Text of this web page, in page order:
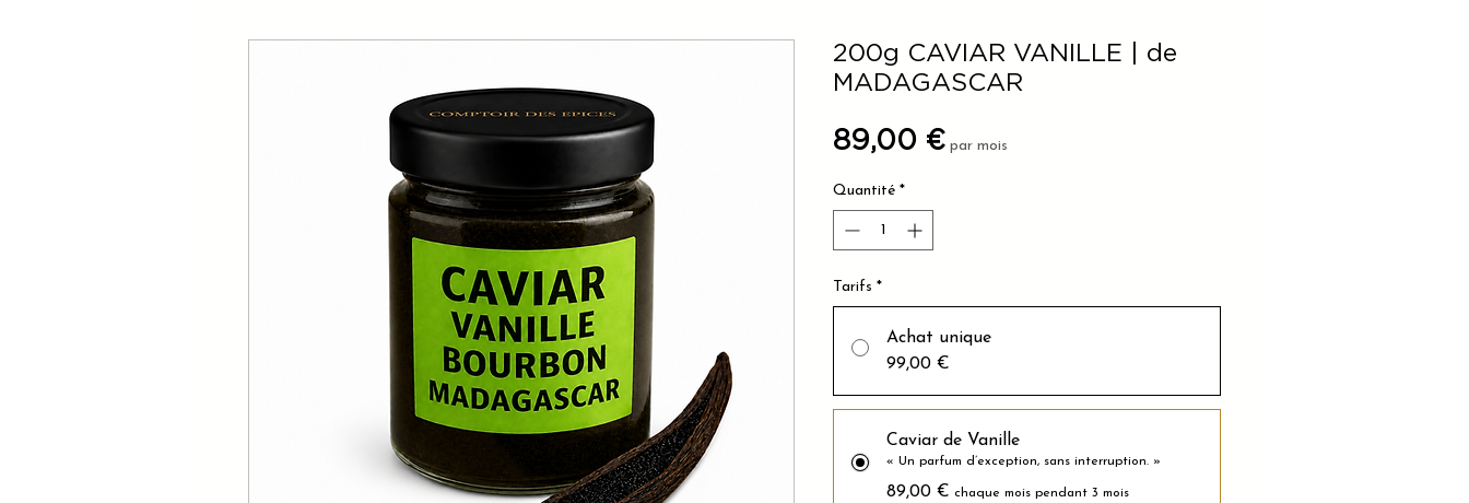
200g CAVIAR VANILLE | de
MADAGASCAR
89,00 €Prix
par mois
Quantité *
Tarifs *
Achat unique
99,00 €
Caviar de Vanille
« Un parfum d’exception, sans interruption. »
89,00 € chaque mois pendant 3 mois